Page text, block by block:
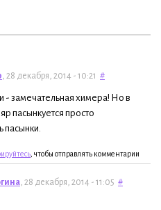
, 28 декабря, 2014 - 10:21 #
- замечательная химера! Но в
пасынкуется просто
пасынки.
, чтобы отправлять комментарии
, 28 декабря, 2014 - 11:05 #